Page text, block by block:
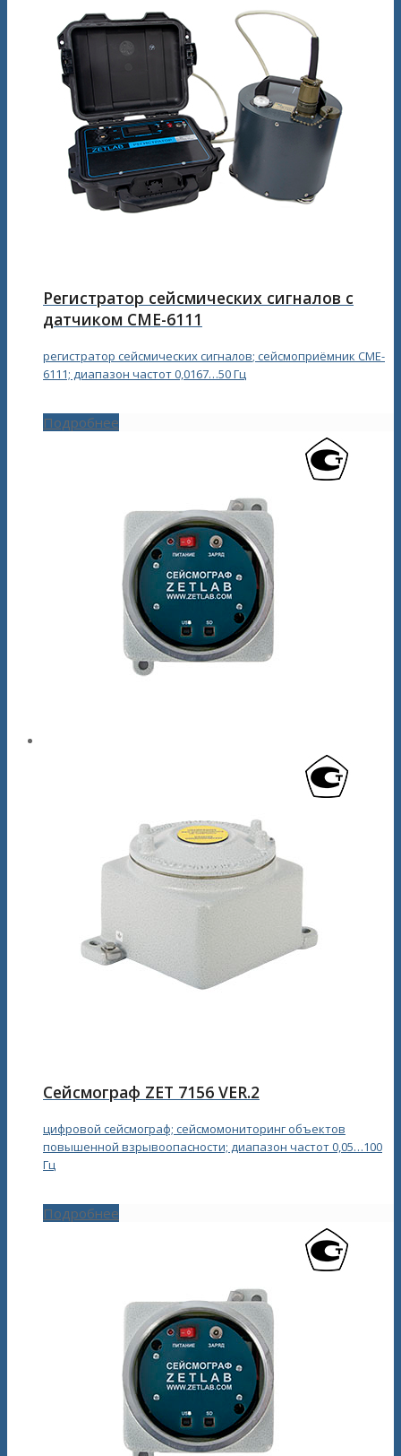
Регистратор сейсмических сигналов с
датчиком CME-6111
регистратор сейсмических сигналов; сейсмоприёмник CME-
6111; диапазон частот 0,0167…50 Гц
Подробнее
Сейсмограф ZET 7156 VER.2
цифровой сейсмограф; сейсмомониторинг объектов
повышенной взрывоопасности; диапазон частот 0,05…100
Гц
Подробнее